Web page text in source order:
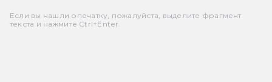
Если вы нашли опечатку, пожалуйста, выделите фрагмент
текста и нажмите Ctrl+Enter.